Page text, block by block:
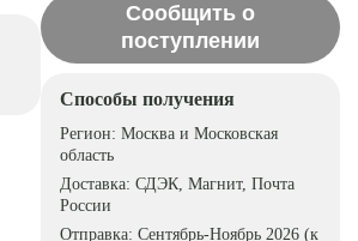
Сообщить о
поступлении
Способы получения
Регион:Москва и Московская
область
Доставка:СДЭК, Магнит, Почта
России
Отправка:Сентябрь-Ноябрь 2026 (к